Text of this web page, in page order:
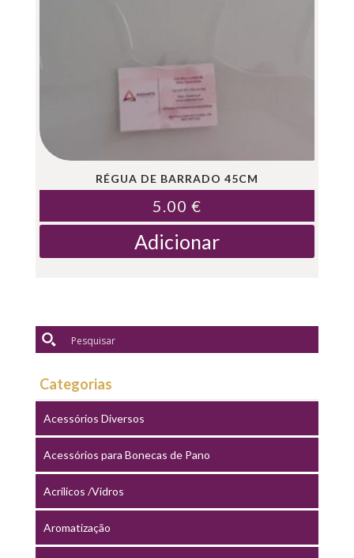
RÉGUA DE BARRADO 45CM
5.00 €
Adicionar
Categorias
Acessórios Diversos
Acessórios para Bonecas de Pano
Acrílicos /Vidros
Aromatização